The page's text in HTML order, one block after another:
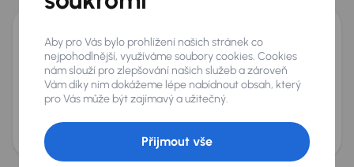
Jaguar F-Pace
2017 135 264 kmAutomat Diesel20d AWD 132 kW 4x4
Servisní knížka Koupeno nové v ČR 20d AWD
4x4
+8 dalších
Měsíční splátka
od 3 367 Kč
Akční cena
340 000 Kč
Aby pro Vás bylo prohlížení našich stránek co
nejpohodlnější, využíváme soubory cookies. Cookies
nám slouží pro zlepšování našich služeb a zároveň
Vám díky nim dokážeme lépe nabídnout obsah, který
pro Vás může být zajímavý a užitečný.
Přijmout vše